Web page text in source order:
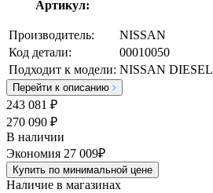
Артикул:
Производитель:
NISSAN
Код детали:
00010050
Подходит к модели: NISSAN DIESEL
Перейти к описанию
243 081 ₽
270 090 ₽
В наличии
Экономия 27 009₽
Купить по минимальной цене
Наличие в магазинах